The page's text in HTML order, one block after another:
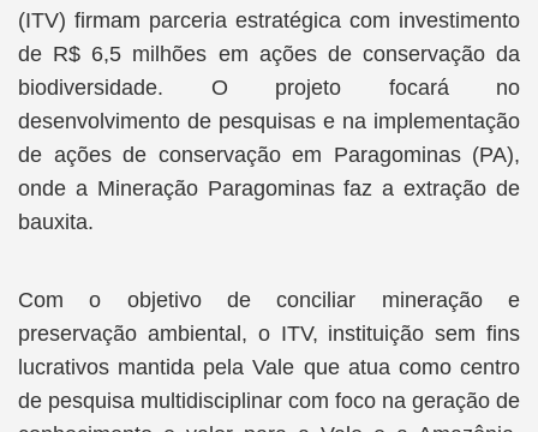
(ITV) firmam parceria estratégica com investimento
de R$ 6,5 milhões em ações de conservação da
biodiversidade. O projeto focará no
desenvolvimento de pesquisas e na implementação
de ações de conservação em Paragominas (PA),
onde a Mineração Paragominas faz a extração de
bauxita.
Com o objetivo de conciliar mineração e
preservação ambiental, o ITV, instituição sem fins
lucrativos mantida pela Vale que atua como centro
de pesquisa multidisciplinar com foco na geração de